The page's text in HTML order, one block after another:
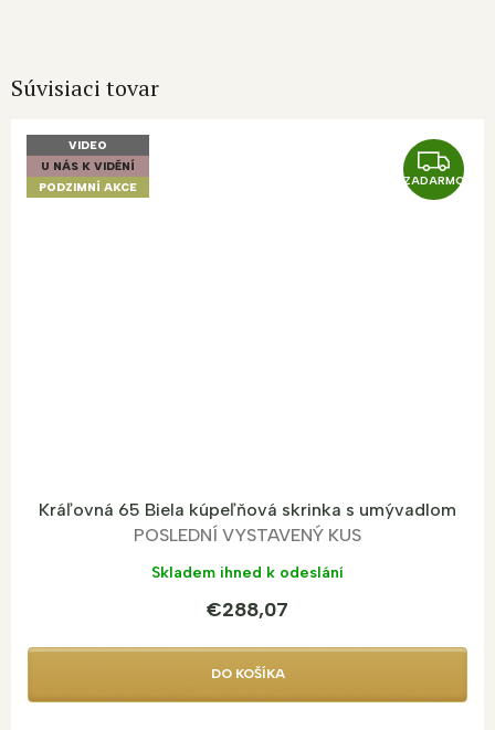
Súvisiaci tovar
VIDEO
U NÁS K VIDĚNÍ
PODZIMNÍ AKCE
Z
A
ZADARMO
Kráľovná 65 Biela kúpeľňová skrinka s umývadlom
POSLEDNÍ VYSTAVENÝ KUS
Skladem ihned k odeslání
€288,07
DO KOŠÍKA